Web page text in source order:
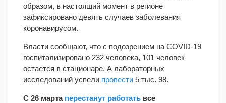
образом, в настоящий момент в регионе
зафиксировано девять случаев заболевания
коронавирусом.
Власти сообщают, что с подозрением на COVID-19
госпитализировано 232 человека, 101 человек
остается в стационаре. А лабораторных
исследований успели провести 5 тыс. 98.
С 26 марта перестанут работать все